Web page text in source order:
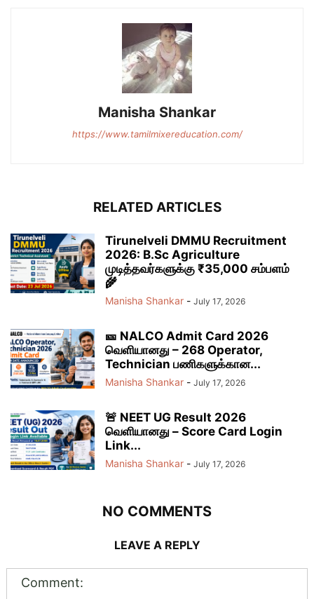
Manisha Shankar
https://www.tamilmixereducation.com/
RELATED ARTICLES
Tirunelveli DMMU Recruitment
2026: B.Sc Agriculture
முடித்தவர்களுக்கு ₹35,000 சம்பளம்
🌾
Manisha Shankar - July 17, 2026
🎫 NALCO Admit Card 2026
வெளியானது – 268 Operator,
Technician பணிகளுக்கான...
Manisha Shankar - July 17, 2026
🚨 NEET UG Result 2026
வெளியானது – Score Card Login
Link...
Manisha Shankar - July 17, 2026
NO COMMENTS
LEAVE A REPLY